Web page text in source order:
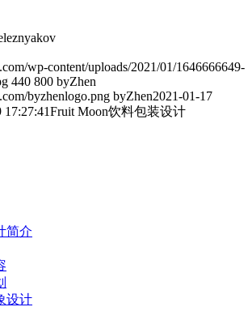
wp-content/uploads/2021/01/1646666649-
440 800 byZhen
byzhenlogo.png byZhen2021-01-17
17:27:41Fruit Moon饮料包装设计
简介
设计